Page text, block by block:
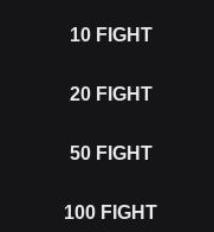
10 FIGHT
20 FIGHT
50 FIGHT
100 FIGHT